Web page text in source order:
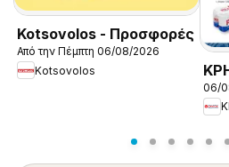
Kotsovolos - Προσφορές
Από την Πέμπτη 06/08/2026
Kotsovolos
06/